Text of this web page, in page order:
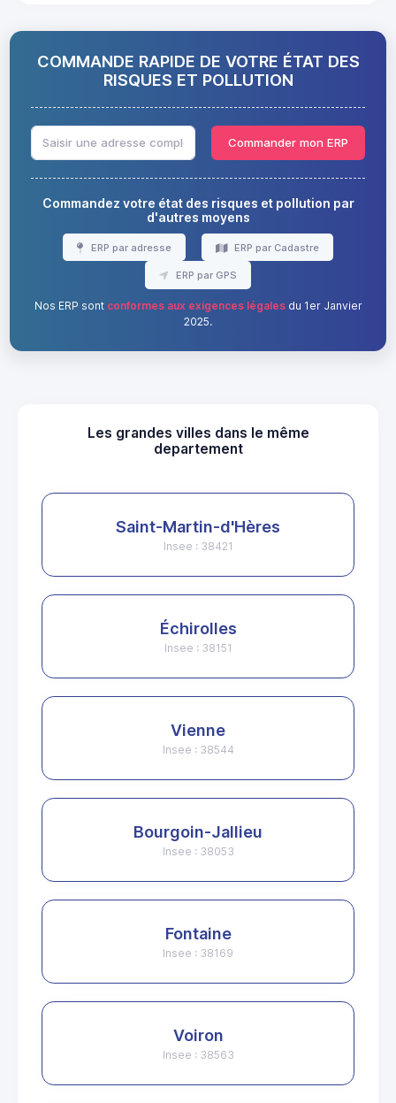
COMMANDE RAPIDE DE VOTRE ÉTAT DES
RISQUES ET POLLUTION
Commander mon ERP
Commandez votre état des risques et pollution par
d'autres moyens
ERP par adresse ERP par Cadastre
ERP par GPS
Nos ERP sont conformes aux exigences légalesdu 1er Janvier
2025.
Les grandes villes dans le même
departement
Saint-Martin-d'Hères
Insee : 38421
Échirolles
Insee : 38151
Vienne
Insee : 38544
Bourgoin-Jallieu
Insee : 38053
Fontaine
Insee : 38169
Voiron
Insee : 38563